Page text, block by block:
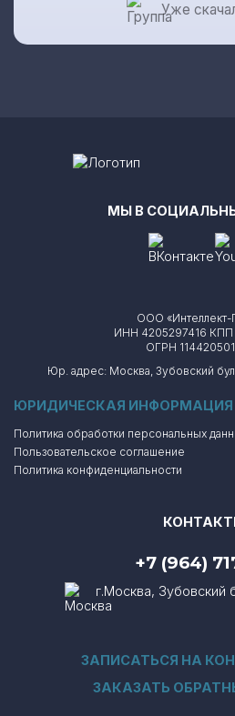
Уже
МЫ В
ООО «Интеллект-
ИНН 4205297416 КПП
ОГРН
Юр. адрес: Москва, Зубовский
ЮРИДИЧЕСКАЯ ИНФОРМАЦИЯ
Политика обработки персональных
Пользовательское соглашение
Политика конфиденциальности
+7 (964)
г.Москва, Зубовский
ЗАПИСАТЬСЯ НА
ЗАКАЗАТЬ